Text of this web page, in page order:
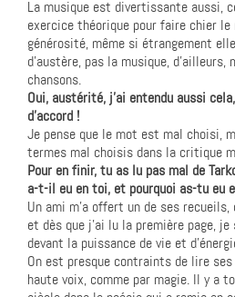
La musique est divertissante aussi,
exercice théorique pour faire chier le
générosité, même si étrangement
d’austère, pas la musique, d’ailleurs,
chansons.
Oui, austérité, j’ai entendu aussi
d’accord !
Je pense que le mot est mal choisi,
termes mal choisis dans la critique
Pour en finir, tu as lu pas mal de
a-t-il eu en toi, et pourquoi as-tu eu
Un ami m’a offert un de ses recueils,
et dès que j’ai lu la première page,
devant la puissance de vie et
On est presque contraints de lire
haute voix, comme par magie. Il y a